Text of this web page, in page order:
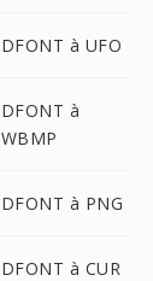
DFONT à UFO
DFONT à
WBMP
DFONT à PNG
DFONT à CUR